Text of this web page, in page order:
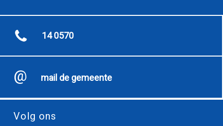
14 0570
mail de gemeente
Volg ons